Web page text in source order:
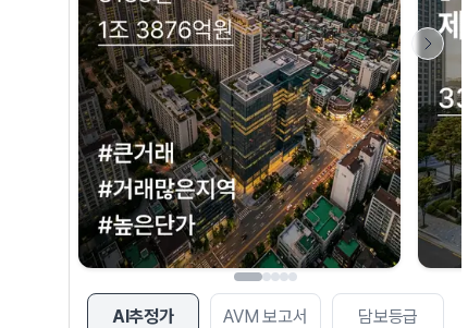
AI추정가 AVM 보고서 담보등급